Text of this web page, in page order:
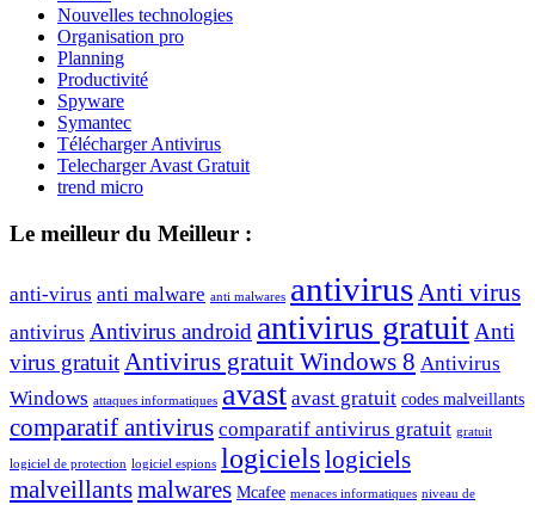
Nouvelles technologies
Organisation pro
Planning
Productivité
Spyware
Symantec
Télécharger Antivirus
Telecharger Avast Gratuit
trend micro
Le meilleur du Meilleur :
anti-virus anti malware anti malwares antivirus Anti virus
antivirus Antivirus android antivirus gratuit Anti
virus gratuit Antivirus gratuit Windows 8 Antivirus
Windows attaques informatiques avast avast gratuit codes malveillants
comparatif antivirus comparatif antivirus gratuit gratuit
logiciel de protection logiciel espions logicielslogiciels
malveillantsmalwares Mcafee menaces informatiques niveau de